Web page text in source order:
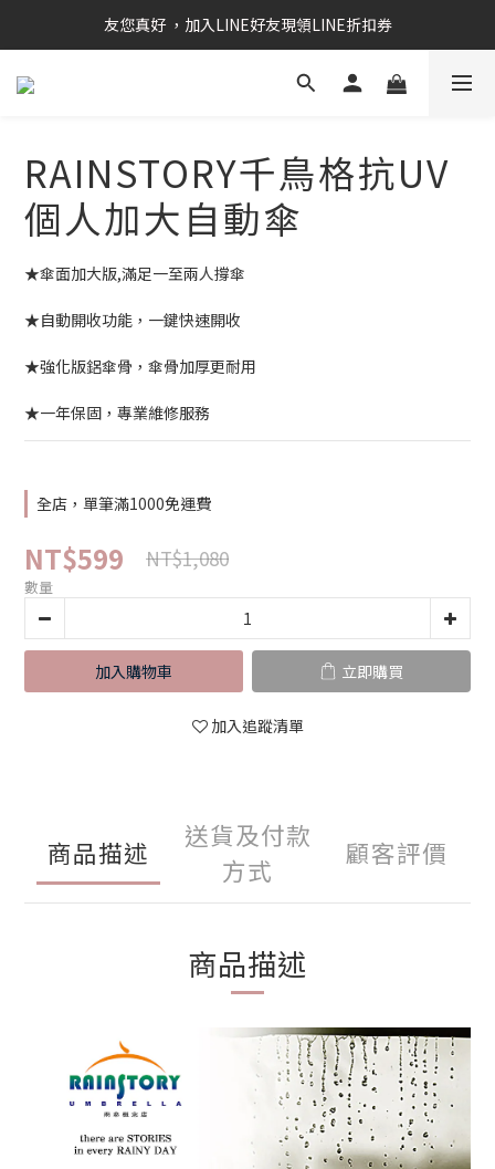
RAINSTORY會員招募中   加入會員即贈送購物金50元
友您真好 ，加入LINE好友現領LINE折扣券
RAINSTORY會員招募中   加入會員即贈送購物金50元
RAINSTORY千鳥格抗UV
個人加大自動傘
★傘面加大版,滿足一至兩人撐傘
★自動開收功能，一鍵快速開收
★強化版鋁傘骨，傘骨加厚更耐用
★一年保固，專業維修服務
全店，單筆滿1000免運費
NT$599 NT$1,080
數量
加入購物車 立即購買
加入追蹤清單
商品描述
送貨及付款
方式
顧客評價
商品描述